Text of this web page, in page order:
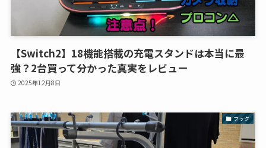
【Switch2】18機能搭載の充電スタンドは本当に最
強？2台買って分かった真実をレビュー
2025年12月8日
フック